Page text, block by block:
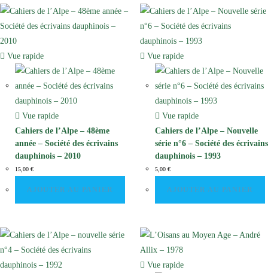
Vue rapide
Vue rapide
Cahiers de l’Alpe – 48ème
année – Société des écrivains
dauphinois – 2010
15,00 €
AJOUTER AU PANIER
Vue rapide
Vue rapide
Cahiers de l’Alpe – Nouvelle
série n°6 – Société des écrivains
dauphinois – 1993
5,00 €
AJOUTER AU PANIER
Vue rapide